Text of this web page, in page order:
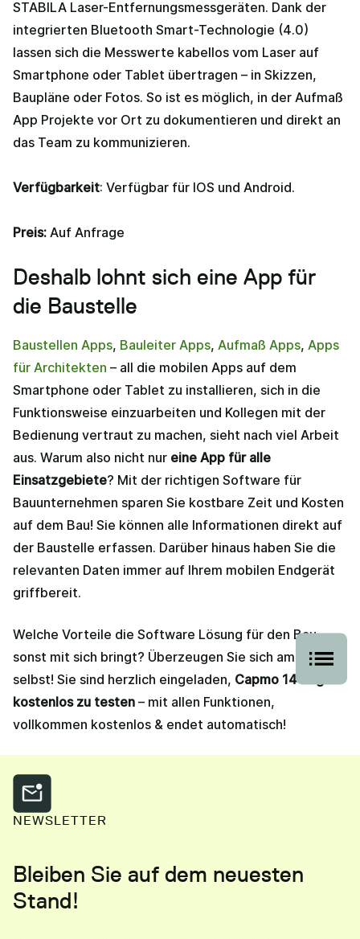
STABILA Laser-Entfernungsmessgeräten. Dank der
integrierten Bluetooth Smart-Technologie (4.0)
lassen sich die Messwerte kabellos vom Laser auf
Smartphone oder Tablet übertragen – in Skizzen,
Baupläne oder Fotos. So ist es möglich, in der Aufmaß
App Projekte vor Ort zu dokumentieren und direkt an
das Team zu kommunizieren.
Verfügbarkeit: Verfügbar für IOS und Android.
Preis: Auf Anfrage
Deshalb lohnt sich eine App für
die Baustelle
Baustellen Apps, Bauleiter Apps, Aufmaß Apps, Apps
für Architekten – all die mobilen Apps auf dem
Smartphone oder Tablet zu installieren, sich in die
Funktionsweise einzuarbeiten und Kollegen mit der
Bedienung vertraut zu machen, sieht nach viel Arbeit
aus. Warum also nicht nur eine App für alle
Einsatzgebiete? Mit der richtigen Software für
Bauunternehmen sparen Sie kostbare Zeit und Kosten
auf dem Bau! Sie können alle Informationen direkt auf
der Baustelle erfassen. Darüber hinaus haben Sie die
relevanten Daten immer auf Ihrem mobilen Endgerät
griffbereit.
Welche Vorteile die Software Lösung für den Bau
sonst mit sich bringt? Überzeugen Sie sich am besten
selbst! Sie sind herzlich eingeladen, Capmo 14 Tage
kostenlos zu testen – mit allen Funktionen,
vollkommen kostenlos & endet automatisch!
NEWSLETTER
Bleiben Sie auf dem neuesten
Stand!